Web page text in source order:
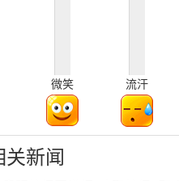
微笑 流汗
关新闻